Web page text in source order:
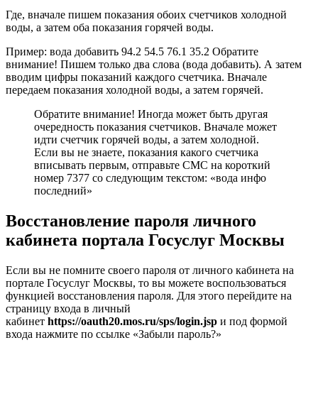
Где, вначале пишем показания обоих счетчиков холодной
воды, а затем оба показания горячей воды.
Пример: вода добавить 94.2 54.5 76.1 35.2 Обратите
внимание! Пишем только два слова (вода добавить). А затем
вводим цифры показаний каждого счетчика. Вначале
передаем показания холодной воды, а затем горячей.
Обратите внимание! Иногда может быть другая
очередность показания счетчиков. Вначале может
идти счетчик горячей воды, а затем холодной.
Если вы не знаете, показания какого счетчика
вписывать первым, отправьте СМС на короткий
номер 7377 со следующим текстом: «вода инфо
последний»
Восстановление пароля личного
кабинета портала Госуслуг Москвы
Если вы не помните своего пароля от личного кабинета на
портале Госуслуг Москвы, то вы можете воспользоваться
функцией восстановления пароля. Для этого перейдите на
страницу входа в личный
кабинет https://oauth20.mos.ru/sps/login.jsp и под формой
входа нажмите по ссылке «Забыли пароль?»